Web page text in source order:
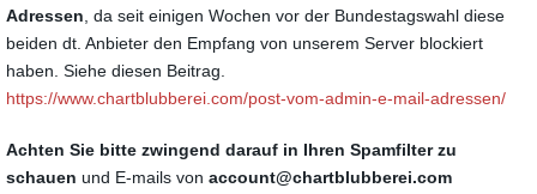
Adressen , da seit einigen Wochen vor der Bundestagswahl diese
beiden dt. Anbieter den Empfang von unserem Server blockiert
haben. Siehe diesen Beitrag.
https://www.chartblubberei.com/post-vom-admin-e-mail-adressen/
Achten Sie bitte zwingend darauf in Ihren Spamfilter zu
schauen und E-mails von account@chartblubberei.com